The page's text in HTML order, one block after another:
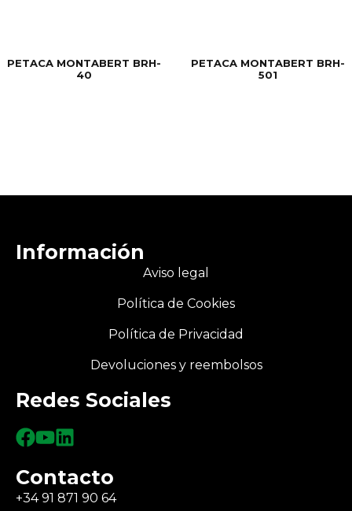
PETACA MONTABERT BRH-
40
PETACA MONTABERT BRH-
501
Información
Aviso legal
Política de Cookies
Política de Privacidad
Devoluciones y reembolsos
Redes Sociales
Contacto
+34 91 871 90 64